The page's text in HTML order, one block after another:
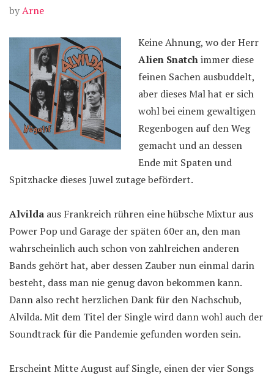
byArne
Keine Ahnung, wo der Herr
Alien Snatchimmer diese
feinen Sachen ausbuddelt,
aber dieses Mal hat er sich
wohl bei einem gewaltigen
Regenbogen auf den Weg
gemacht und an dessen
Ende mit Spaten und
Spitzhacke dieses Juwel zutage befördert.
Alvilda aus Frankreich rühren eine hübsche Mixtur aus
Power Pop und Garage der späten 60er an, den man
wahrscheinlich auch schon von zahlreichen anderen
Bands gehört hat, aber dessen Zauber nun einmal darin
besteht, dass man nie genug davon bekommen kann.
Dann also recht herzlichen Dank für den Nachschub,
Alvilda. Mit dem Titel der Single wird dann wohl auch der
Soundtrack für die Pandemie gefunden worden sein.
Erscheint Mitte August auf Single, einen der vier Songs